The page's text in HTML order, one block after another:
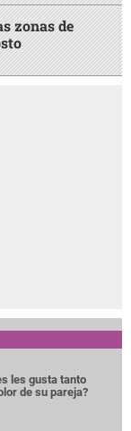
zonas de
les gusta tanto
de su pareja?